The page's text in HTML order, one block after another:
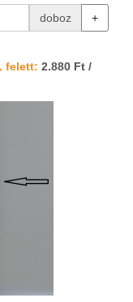
doboz +
felett: 2.880 Ft /